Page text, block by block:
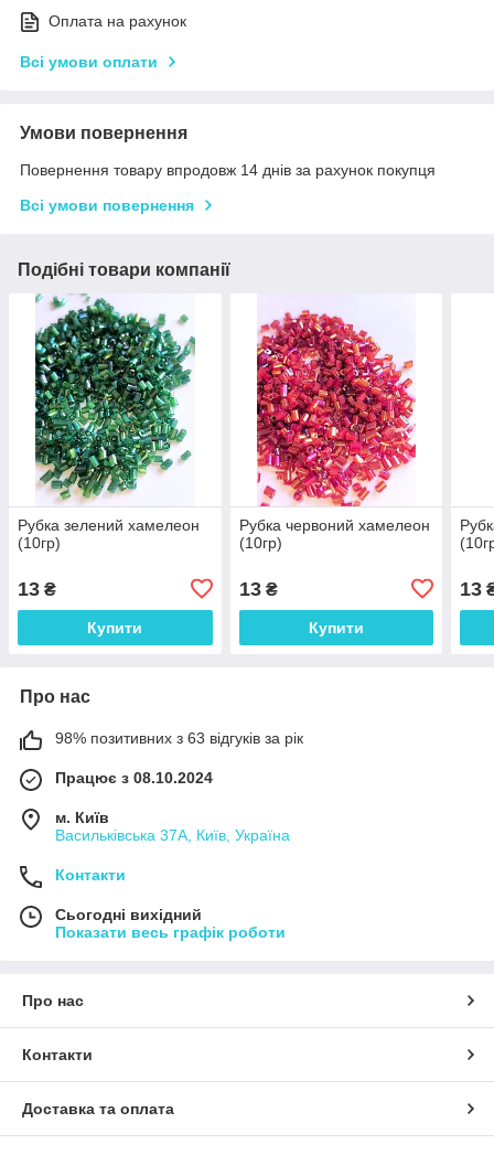
Оплата на рахунок
Всі умови оплати
Умови повернення
Повернення товару впродовж 14 днів за рахунок покупця
Всі умови повернення
Подібні товари компанії
Рубка зелений хамелеон
(10гр)
13 ₴
Купити
Рубка червоний хамелеон
(10гр)
13₴
Купити
13
Про нас
98% позитивних з 63 відгуків за рік
Працює з 08.10.2024
м. Київ
Васильківська 37А, Київ, Україна
Контакти
Сьогодні вихідний
Показати весь графік роботи
Про нас
Контакти
Доставка та оплата